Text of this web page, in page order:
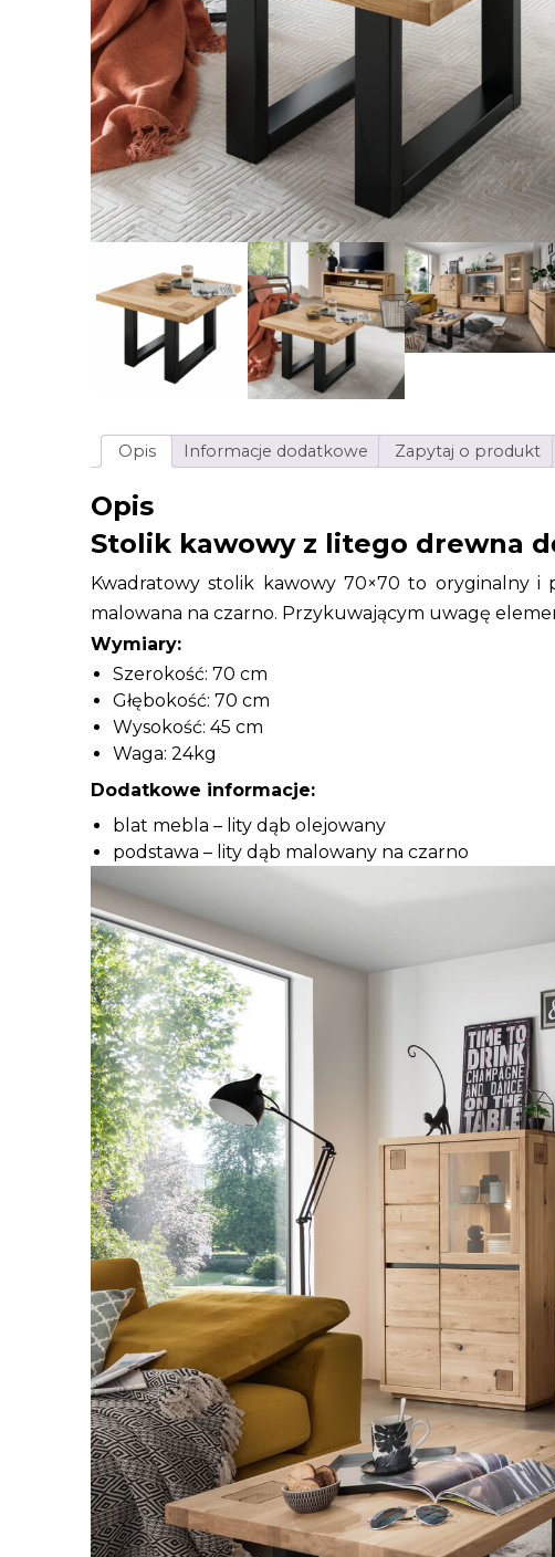
Opis Informacje dodatkowe Zapytaj o produkt
Opis
Stolik kawowy z litego drewna
Kwadratowy stolik kawowy 70×70 to oryginalny
malowana na czarno. Przykuwającym uwagę
Wymiary:
Szerokość: 70 cm
Głębokość: 70 cm
Wysokość: 45 cm
Waga: 24kg
Dodatkowe informacje:
blat mebla – lity dąb olejowany
podstawa – lity dąb malowany na czarno